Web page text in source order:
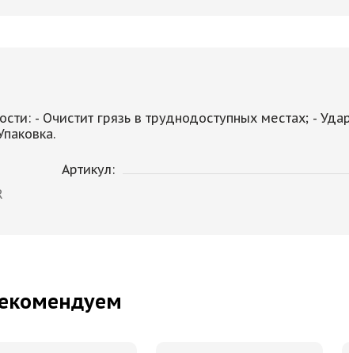
- Очистит грязь в труднодоступных местах; -
Артикул: